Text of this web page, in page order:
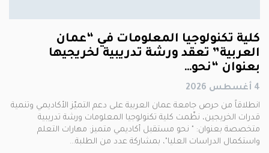
كلية تكنولوجيا المعلومات في “عمان
العربية” تعقد ورشة تدريبية لخريجيها
بعنوان “نحو…
4 أغسطس 2026
انطلاقاً من حرص جامعة عمان العربية على دعم التميّز الأكاديمي وتنمية
قدرات الخريجين، نظّمت كلية تكنولوجيا المعلومات ورشة تدريبية
متخصصة بعنوان: " نحو مستقبل أكاديمي متميز: مهارات التعلم
واستكمال الدراسات العليا"، بمشاركة عدد من الطلبة…